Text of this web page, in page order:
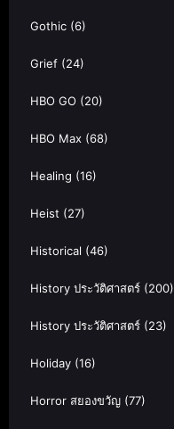
Gothic (6)
Grief (24)
HBO GO (20)
HBO Max (68)
Healing (16)
Heist (27)
Historical (46)
History ประวัติศาสตร์ (200)
History ประวัติศาสตร์ (23)
Holiday (16)
Horror สยองขวัญ (77)